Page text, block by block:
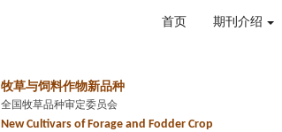
首页 期刊介绍
牧草与饲料作物新品种
全国牧草品种审定委员会
New Cultivars of Forage and Fodder Crop